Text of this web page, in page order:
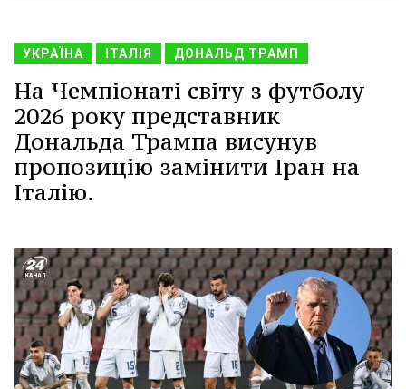
УКРАЇНА ІТАЛІЯ ДОНАЛЬД ТРАМП
На Чемпіонаті світу з футболу
2026 року представник
Дональда Трампа висунув
пропозицію замінити Іран на
Італію.